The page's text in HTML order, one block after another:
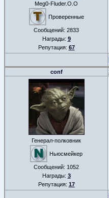
Meg0-Fluder.O.O
Проверенные
Сообщений: 2833
Награды: 9
Репутация: 67
conf
Генерал-полковник
Ньюсмейкер
Сообщений: 1052
Награды: 3
Репутация: 17